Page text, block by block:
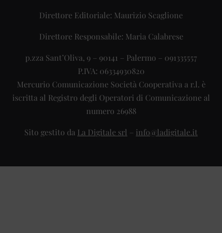
Direttore Editoriale: Maurizio Scaglione
Direttore Responsabile: Maria Calabrese
p.zza Sant’Oliva, 9 – 90141 – Palermo – 091335557
P.IVA: 06334930820
Mercurio Comunicazione Società Cooperativa a r.l. è
iscritta al Registro degli Operatori di Comunicazione al
numero 26988
Sito gestito da La Digitale srl – info@ladigitale.it